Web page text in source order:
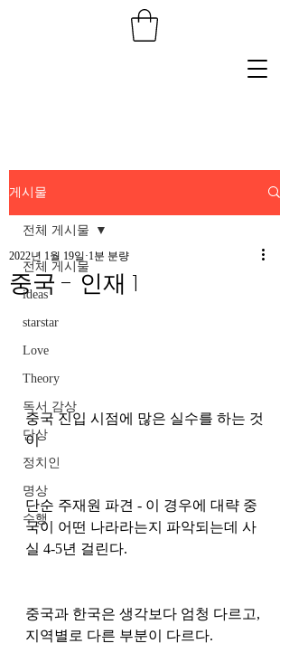
게시물
전체 게시물
ideas
starstar
Love
Theory
독서 감상
단상
정치인
명상
수행
전체 게시물
중국 - 인재 1
2022년 1월 19일 1분 분량
중국 진입 시점에 많은 실수를 하는 것
이
단순 주재원 파견 - 이 경우에 대략 중
국이 어떤 나라라는지 파악되는데 사
실 4-5년 걸린다.
중국과 한국은 생각보다 엄청 다르고,
지역별로 다른 부분이 다르다.